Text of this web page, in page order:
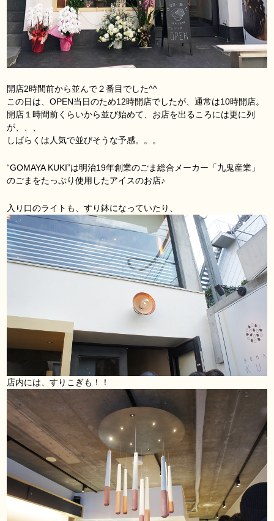
開店2時間前から並んで２番目でした^^
この日は、OPEN当日のため12時開店でしたが、通常は10時開店。
開店１時間前くらいから並び始めて、お店を出るころには更に列
が、、、
しばらくは人気で並びそうな予感。。。
“GOMAYA KUKI”は明治19年創業のごま総合メーカー「九鬼産業」
のごまをたっぷり使用したアイスのお店♪
入り口のライトも、すり鉢になっていたり、
店内には、すりこぎも！！